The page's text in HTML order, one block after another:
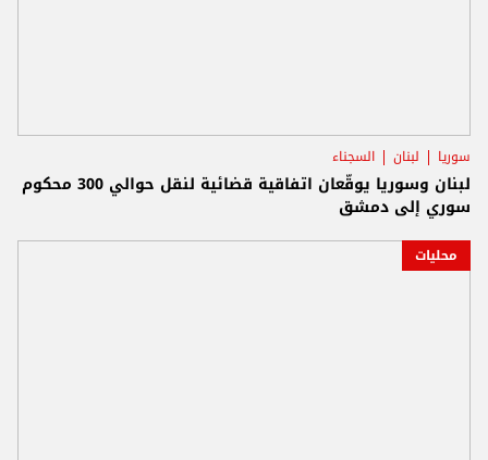
سوريا لبنان السجناء
لبنان وسوريا يوقّعان اتفاقية قضائية لنقل حوالي 300 محكوم
سوري إلى دمشق
محليات